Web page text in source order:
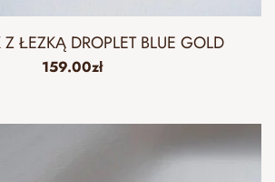
ŁEZKĄ DROPLET BLUE GOLD
159.00zł